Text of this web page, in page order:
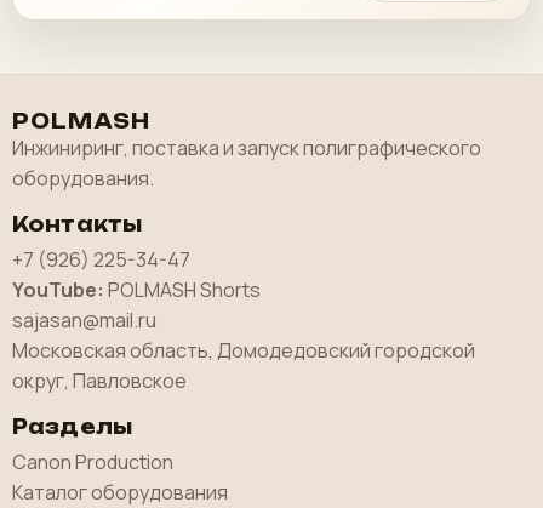
POLMASH
Инжиниринг, поставка и запуск полиграфического
оборудования.
Контакты
+7 (926) 225-34-47
YouTube: POLMASH Shorts
sajasan@mail.ru
Московская область, Домодедовский городской
округ, Павловское
Разделы
Canon Production
Каталог оборудования